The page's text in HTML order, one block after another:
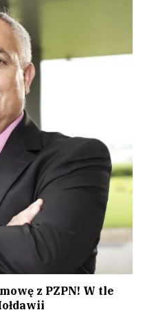
z PZPN! W tle